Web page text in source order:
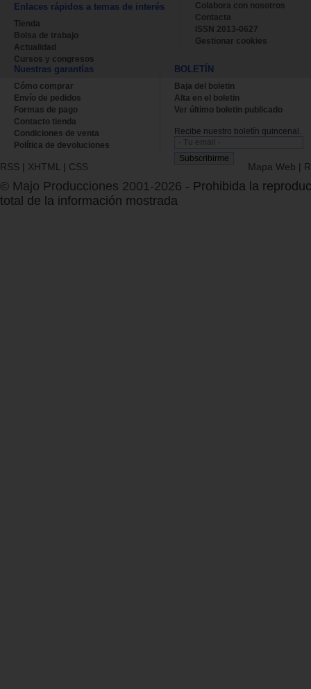
Enlaces rápidos a temas de interés
Tienda
Bolsa de trabajo
Actualidad
Cursos y congresos
Colabora con nosotros
Contacta
ISSN 2013-0627
Gestionar cookies
Nuestras garantías
Cómo comprar
Envío de pedidos
Formas de pago
Contacto tienda
Condiciones de venta
Política de devoluciones
BOLETÍN
Baja del boletin
Alta en el boletin
Ver último boletin publicado
Recibe nuestro boletín quincenal.
RSS | XHTML | CSS Mapa Web |
© Majo Producciones 2001-2026 - Prohibida la
total de la información mostrada